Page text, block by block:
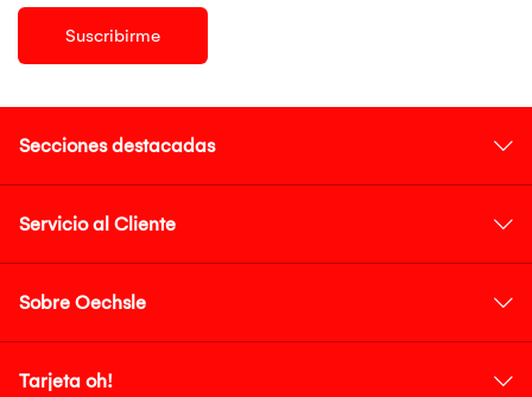
Suscribirme
Secciones destacadas
Servicio al Cliente
Sobre Oechsle
Tarjeta oh!